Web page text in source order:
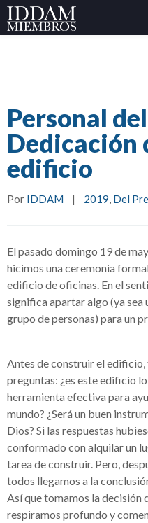
Personal
Dedicación
edificio
Por IDDAM | 2019, Del
El pasado domingo 19 de
hicimos una ceremonia
edificio de oficinas. En el
significa apartar algo (ya sea
grupo de personas) para un
Antes de construir el edificio,
preguntas: ¿es este edificio
herramienta efectiva para
mundo? ¿Será un buen
Dios? Si las respuestas
conformado con alquilar un
tarea de construir. Pero,
todos llegamos a la
Así que tomamos la decisión
respiramos profundo y